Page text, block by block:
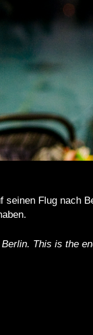
seinen Flug nach
This is the